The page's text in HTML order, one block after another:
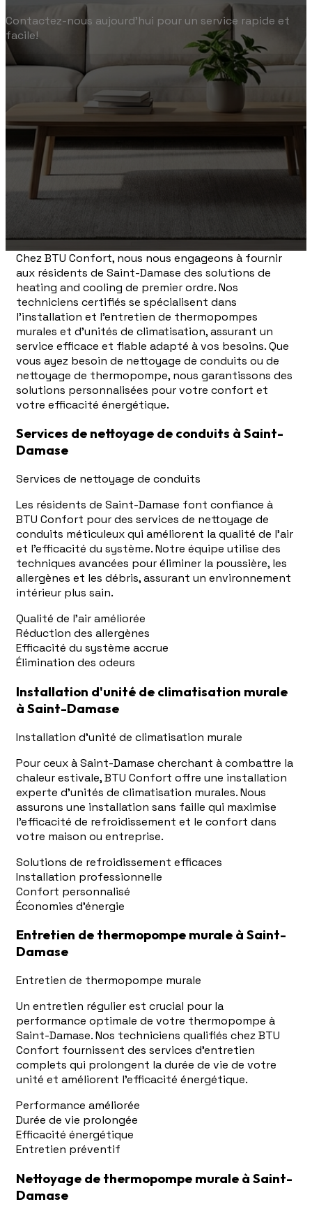
Contactez-nous aujourd'hui pour un service rapide et
facile!
Chez BTU Confort, nous nous engageons à fournir
aux résidents de Saint-Damase des solutions de
heating and cooling de premier ordre. Nos
techniciens certifiés se spécialisent dans
l'installation et l'entretien de thermopompes
murales et d'unités de climatisation, assurant un
service efficace et fiable adapté à vos besoins. Que
vous ayez besoin de nettoyage de conduits ou de
nettoyage de thermopompe, nous garantissons des
solutions personnalisées pour votre confort et
votre efficacité énergétique.
Services de nettoyage de conduits à Saint-
Damase
Services de nettoyage de conduits
Les résidents de Saint-Damase font confiance à
BTU Confort pour des services de nettoyage de
conduits méticuleux qui améliorent la qualité de l'air
et l'efficacité du système. Notre équipe utilise des
techniques avancées pour éliminer la poussière, les
allergènes et les débris, assurant un environnement
intérieur plus sain.
Qualité de l'air améliorée
Réduction des allergènes
Efficacité du système accrue
Élimination des odeurs
Installation d'unité de climatisation murale
à Saint-Damase
Installation d'unité de climatisation murale
Pour ceux à Saint-Damase cherchant à combattre la
chaleur estivale, BTU Confort offre une installation
experte d'unités de climatisation murales. Nous
assurons une installation sans faille qui maximise
l'efficacité de refroidissement et le confort dans
votre maison ou entreprise.
Solutions de refroidissement efficaces
Installation professionnelle
Confort personnalisé
Économies d'énergie
Entretien de thermopompe murale à Saint-
Damase
Entretien de thermopompe murale
Un entretien régulier est crucial pour la
performance optimale de votre thermopompe à
Saint-Damase. Nos techniciens qualifiés chez BTU
Confort fournissent des services d'entretien
complets qui prolongent la durée de vie de votre
unité et améliorent l'efficacité énergétique.
Performance améliorée
Durée de vie prolongée
Efficacité énergétique
Entretien préventif
Nettoyage de thermopompe murale à Saint-
Damase